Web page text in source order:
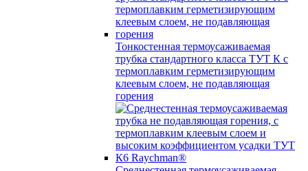
Тонкостенная термоусаживаемая
трубка стандартного класса ТУТ К с
термоплавким герметизирующим
клеевым слоем, не подавляющая
горения